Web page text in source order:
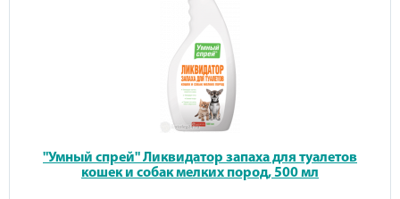
"Умный спрей" Ликвидатор запаха для туалетов
кошек и собак мелких пород, 500 мл